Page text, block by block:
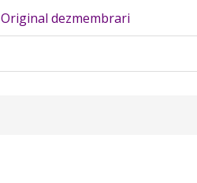
Original dezmembrari